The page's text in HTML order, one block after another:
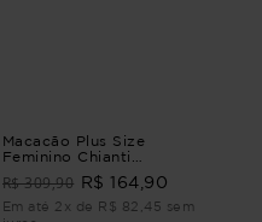
Macacão Plus Size
Feminino Chianti
MACACÃO CHIANTI
Verde G1 - 48
R$ 309,90 R$ 164,90
Em até 2x de R$ 82,45 sem